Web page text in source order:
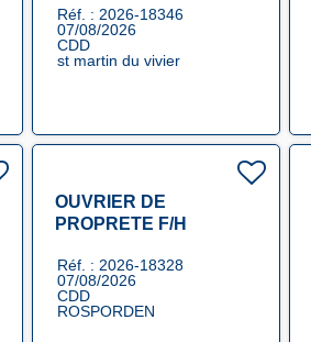
Réf. : 2026-18346
07/08/2026
CDD
st martin du vivier
OUVRIER DE
PROPRETE F/H
Réf. : 2026-18328
07/08/2026
CDD
ROSPORDEN